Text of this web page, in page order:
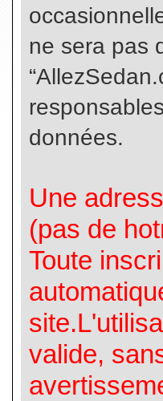
ne sera pas
données.
Une
(pas de
Toute
valide,